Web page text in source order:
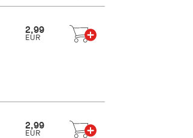
2,99
EUR
2,99
EUR